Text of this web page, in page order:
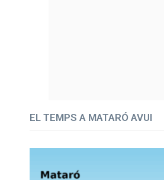
EL TEMPS A MATARÓ AVUI